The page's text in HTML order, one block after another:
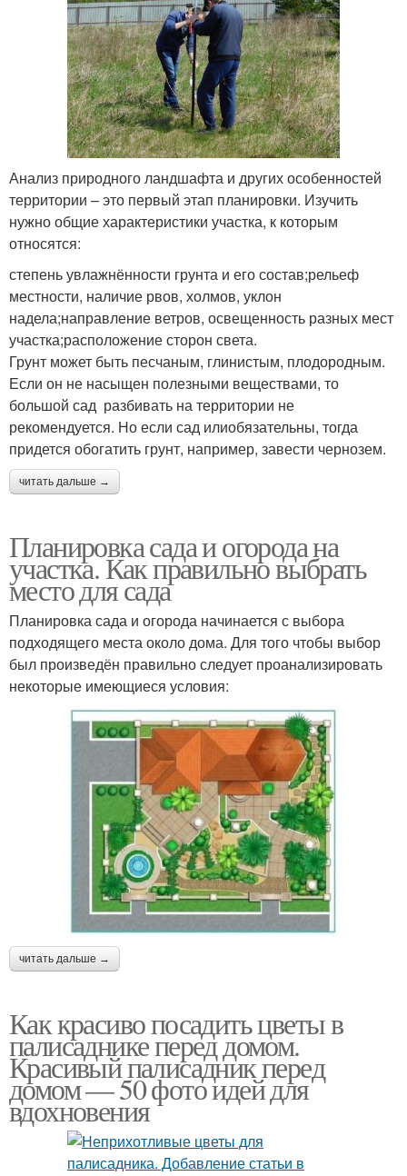
Анализ природного ландшафта и других особенностей
территории – это первый этап планировки. Изучить
нужно общие характеристики участка, к которым
относятся:
степень увлажнённости грунта и его состав;рельеф
местности, наличие рвов, холмов, уклон
надела;направление ветров, освещенность разных мест
участка;расположение сторон света.
Грунт может быть песчаным, глинистым, плодородным.
Если он не насыщен полезными веществами, то
большой сад разбивать на территории не
рекомендуется. Но если сад илиобязательны, тогда
придется обогатить грунт, например, завести чернозем.
читать дальше →
Планировка сада и огорода на
участка. Как правильно выбрать
место для сада
Планировка сада и огорода начинается с выбора
подходящего места около дома. Для того чтобы выбор
был произведён правильно следует проанализировать
некоторые имеющиеся условия:
читать дальше →
Как красиво посадить цветы в
палисаднике перед домом.
Красивый палисадник перед
домом — 50 фото идей для
вдохновения